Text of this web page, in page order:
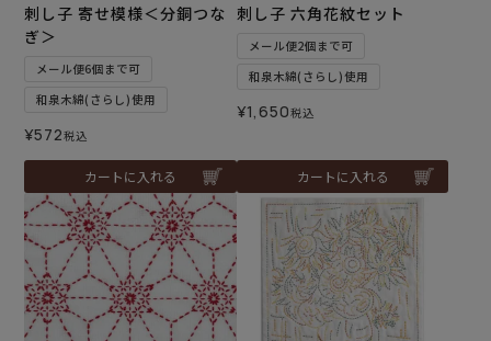
刺し子 寄せ模様＜分銅つな
ぎ＞
メール便6個まで可
和泉木綿(さらし)使用
¥572税込
カートに入れる
刺し子 六角花紋セット
メール便2個まで可
和泉木綿(さらし)使用
¥1,650税込
カートに入れる